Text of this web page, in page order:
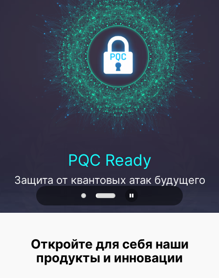
PQC Ready
Защита от квантовых атак будущего
Откройте для себя наши
продукты и инновации